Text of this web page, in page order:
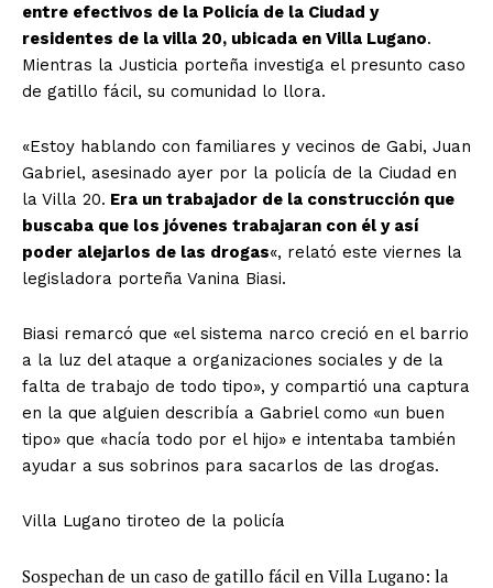
entre efectivos de la Policía de la Ciudad y
residentes de la villa 20, ubicada en Villa Lugano.
Mientras la Justicia porteña investiga el presunto caso
de gatillo fácil, su comunidad lo llora.
«Estoy hablando con familiares y vecinos de Gabi, Juan
Gabriel, asesinado ayer por la policía de la Ciudad en
la Villa 20. Era un trabajador de la construcción que
buscaba que los jóvenes trabajaran con él y así
poder alejarlos de las drogas«, relató este viernes la
legisladora porteña Vanina Biasi.
Biasi remarcó que «el sistema narco creció en el barrio
a la luz del ataque a organizaciones sociales y de la
falta de trabajo de todo tipo», y compartió una captura
en la que alguien describía a Gabriel como «un buen
tipo» que «hacía todo por el hijo» e intentaba también
ayudar a sus sobrinos para sacarlos de las drogas.
Villa Lugano tiroteo de la policía
Sospechan de un caso de gatillo fácil en Villa Lugano: la